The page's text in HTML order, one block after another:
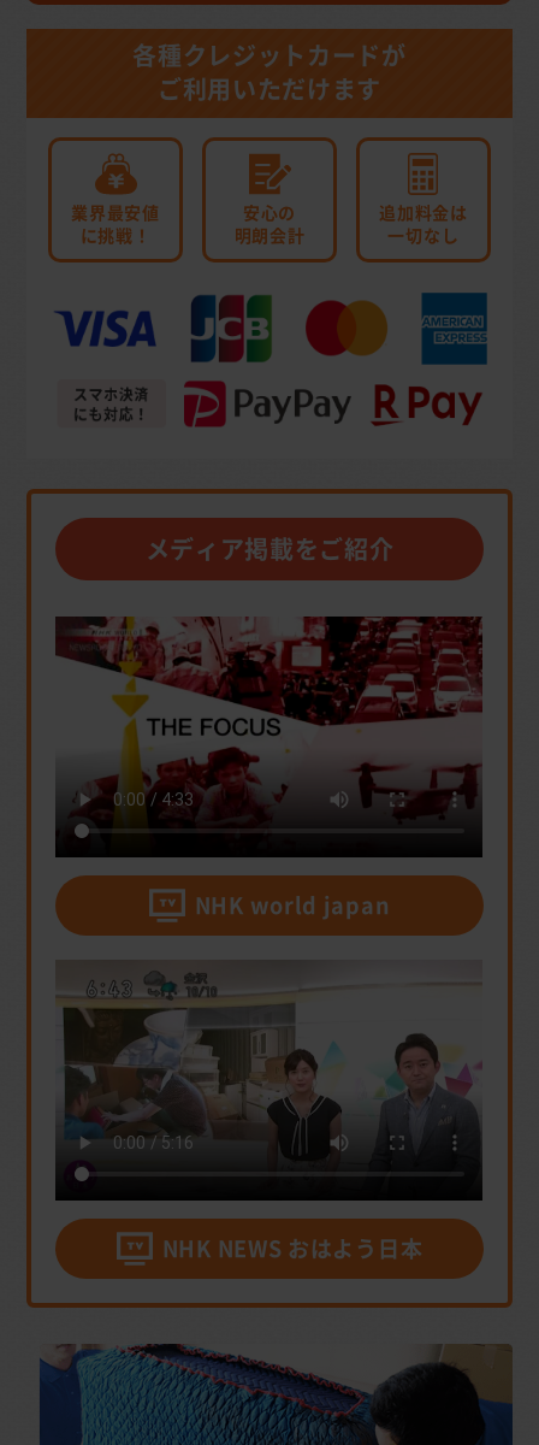
各種クレジットカードが
ご利用いただけます
業界最安値
に挑戦！
安心の
明朗会計
追加料金は
一切なし
メディア掲載をご紹介
NHK world japan
NHK NEWS おはよう日本